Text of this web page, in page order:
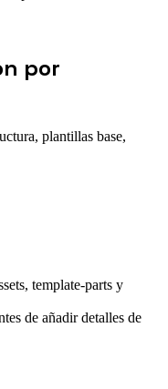
por
plantillas base,
template-parts y
de añadir detalles de